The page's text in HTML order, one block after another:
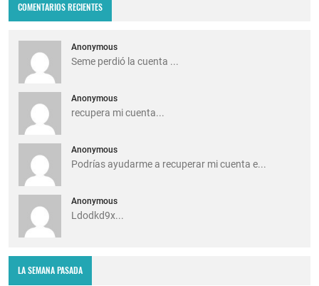
COMENTARIOS RECIENTES
Anonymous
Seme perdió la cuenta ...
Anonymous
recupera mi cuenta...
Anonymous
Podrías ayudarme a recuperar mi cuenta e...
Anonymous
Ldodkd9x...
LA SEMANA PASADA